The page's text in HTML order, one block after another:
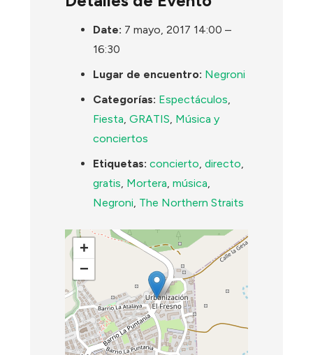
Date: 7 mayo, 2017 14:00 –
16:30
Lugar de encuentro: Negroni
Categorías: Espectáculos,
Fiesta,GRATIS, Música y
conciertos
Etiquetas: concierto,directo,
gratis, Mortera,música,
Negroni, The Northern Straits
+
−